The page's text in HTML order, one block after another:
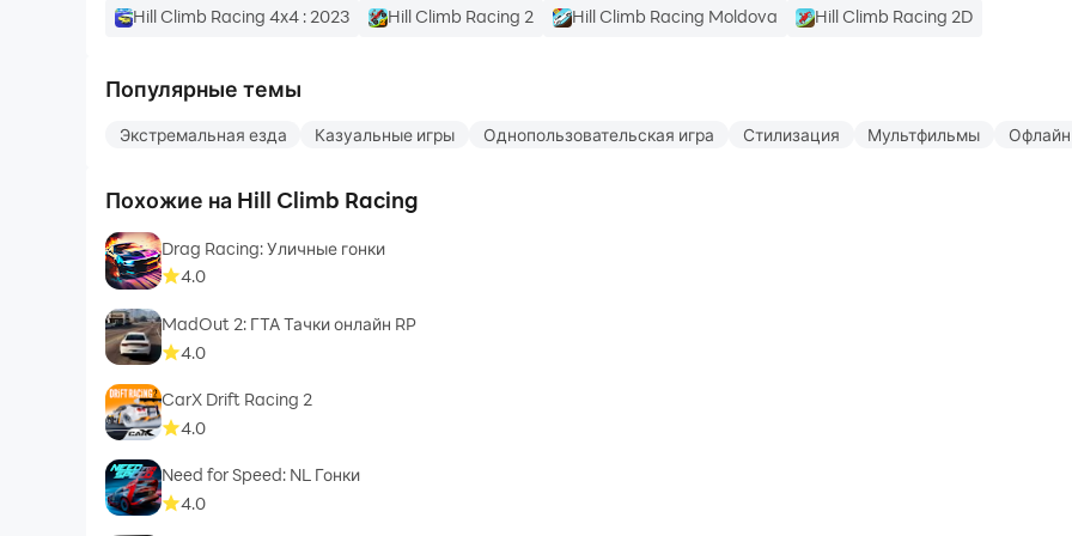
Hill Climb Racing 4x4 : 2023 Hill Climb Racing 2 Hill Climb Racing Moldova Hill Climb Racing 2D
Популярные темы
Экстремальная езда Казуальные игры Однопользовательская игра Стилизация Мультфильмы Офлайн
Похожие на Hill Climb Racing
Drag Racing: Уличные гонки
4.0
MadOut 2: ГТА Тачки онлайн RP
4.0
CarX Drift Racing 2
4.0
Need for Speed: NL Гонки
4.0